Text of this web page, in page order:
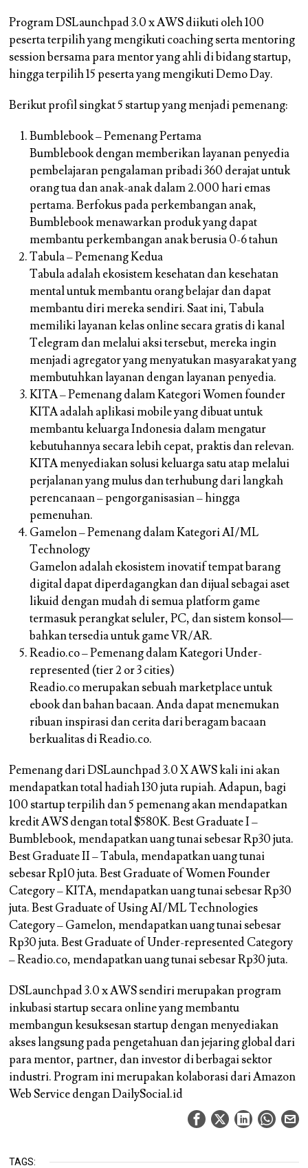
Program DSLaunchpad 3.0 x AWS diikuti oleh 100
peserta terpilih yang mengikuti coaching serta mentoring
session bersama para mentor yang ahli di bidang startup,
hingga terpilih 15 peserta yang mengikuti Demo Day.
Berikut profil singkat 5 startup yang menjadi pemenang:
Bumblebook – Pemenang Pertama
Bumblebook dengan memberikan layanan penyedia
pembelajaran pengalaman pribadi 360 derajat untuk
orang tua dan anak-anak dalam 2.000 hari emas
pertama. Berfokus pada perkembangan anak,
Bumblebook menawarkan produk yang dapat
membantu perkembangan anak berusia 0-6 tahun
Tabula – Pemenang Kedua
Tabula adalah ekosistem kesehatan dan kesehatan
mental untuk membantu orang belajar dan dapat
membantu diri mereka sendiri. Saat ini, Tabula
memiliki layanan kelas online secara gratis di kanal
Telegram dan melalui aksi tersebut, mereka ingin
menjadi agregator yang menyatukan masyarakat yang
membutuhkan layanan dengan layanan penyedia.
KITA – Pemenang dalam Kategori Women founder
KITA adalah aplikasi mobile yang dibuat untuk
membantu keluarga Indonesia dalam mengatur
kebutuhannya secara lebih cepat, praktis dan relevan.
KITA menyediakan solusi keluarga satu atap melalui
perjalanan yang mulus dan terhubung dari langkah
perencanaan – pengorganisasian – hingga
pemenuhan.
Gamelon – Pemenang dalam Kategori AI/ML
Technology
Gamelon adalah ekosistem inovatif tempat barang
digital dapat diperdagangkan dan dijual sebagai aset
likuid dengan mudah di semua platform game
termasuk perangkat seluler, PC, dan sistem konsol—
bahkan tersedia untuk game VR/AR.
Readio.co – Pemenang dalam Kategori Under-
represented (tier 2 or 3 cities)
Readio.co merupakan sebuah marketplace untuk
ebook dan bahan bacaan. Anda dapat menemukan
ribuan inspirasi dan cerita dari beragam bacaan
berkualitas di Readio.co.
Pemenang dari DSLaunchpad 3.0 X AWS kali ini akan
mendapatkan total hadiah 130 juta rupiah. Adapun, bagi
100 startup terpilih dan 5 pemenang akan mendapatkan
kredit AWS dengan total $580K. Best Graduate I –
Bumblebook, mendapatkan uang tunai sebesar Rp30 juta.
Best Graduate II – Tabula, mendapatkan uang tunai
sebesar Rp10 juta. Best Graduate of Women Founder
Category – KITA, mendapatkan uang tunai sebesar Rp30
juta. Best Graduate of Using AI/ML Technologies
Category – Gamelon, mendapatkan uang tunai sebesar
Rp30 juta. Best Graduate of Under-represented Category
– Readio.co, mendapatkan uang tunai sebesar Rp30 juta.
DSLaunchpad 3.0 x AWS sendiri merupakan program
inkubasi startup secara online yang membantu
membangun kesuksesan startup dengan menyediakan
akses langsung pada pengetahuan dan jejaring global dari
para mentor, partner, dan investor di berbagai sektor
industri. Program ini merupakan kolaborasi dari Amazon
Web Service dengan DailySocial.id
TAGS: